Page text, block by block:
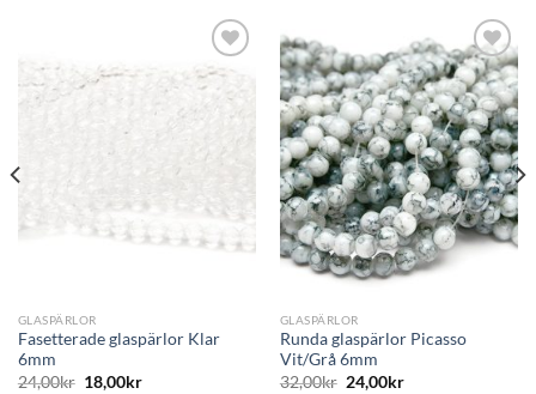
Lägg
GLASPÄRLOR
Fasetterade glaspärlor Klar
6mm
24,00kr 18,00kr
Lägg
till i
önskelistan
GLASPÄRLOR
Runda glaspärlor Picasso
Vit/Grå 6mm
32,00kr 24,00kr